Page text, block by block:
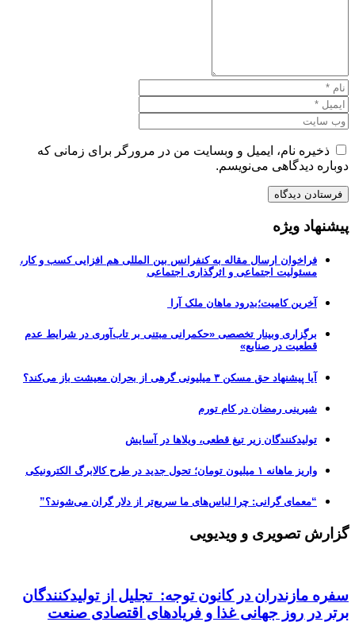
ذخیره نام، ایمیل و وبسایت من در مرورگر برای زمانی که
دوباره دیدگاهی می‌نویسم.
پیشنهاد ویژه
فراخوان ارسال مقاله به کنفرانس بین المللی هم افزایی کسب و کار،
مسئولیت اجتماعی و اثرگذاری اجتماعی
آخرین کامیت؛بدرود ماهان ملک آرا
برگزاری وبینار تخصصی «حکمرانی مبتنی بر تاب‌آوری در شرایط عدم
قطعیت در صنایع»
آیا پیشنهاد حق مسکن ۳ میلیونی گرهی از بحران معیشت باز می‌کند؟
شیرینی رمضان در کام تورم
تولیدکنندگان زیر تیغ قطعی، ویلاها در آسایش
واریز ماهانه ۱ میلیون تومان؛ تحول جدید در طرح کالابرگ الکترونیکی
“معمای گرانی: چرا لباس‌های ما سریع‌تر از دلار گران می‌شوند؟”
گزارش تصویری و ویدیویی
سفره مازندران در کانون توجه: تجلیل از تولیدکنندگان
برتر در روز جهانی غذا و فریادهای اقتصادی صنعت